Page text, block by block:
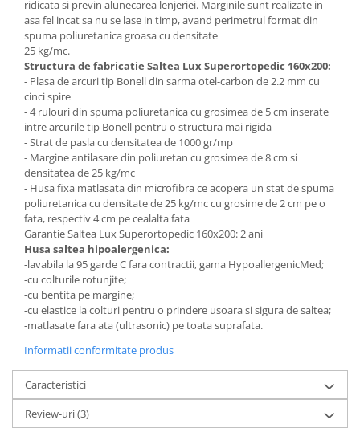
ridicata si previn alunecarea lenjeriei. Marginile sunt realizate in
asa fel incat sa nu se lase in timp, avand perimetrul format din
spuma poliuretanica groasa cu densitate
25 kg/mc.
Structura de fabricatie Saltea Lux Superortopedic 160x200:
- Plasa de arcuri tip Bonell din sarma otel-carbon de 2.2 mm cu
cinci spire
- 4 rulouri din spuma poliuretanica cu grosimea de 5 cm inserate
intre arcurile tip Bonell pentru o structura mai rigida
- Strat de pasla cu densitatea de 1000 gr/mp
- Margine antilasare din poliuretan cu grosimea de 8 cm si
densitatea de 25 kg/mc
- Husa fixa matlasata din microfibra ce acopera un stat de spuma
poliuretanica cu densitate de 25 kg/mc cu grosime de 2 cm pe o
fata, respectiv 4 cm pe cealalta fata
Garantie Saltea Lux Superortopedic 160x200: 2 ani
Husa saltea hipoalergenica:
-lavabila la 95 garde C fara contractii, gama HypoallergenicMed;
-cu colturile rotunjite;
-cu bentita pe margine;
-cu elastice la colturi pentru o prindere usoara si sigura de saltea;
-matlasate fara ata (ultrasonic) pe toata suprafata.
Informatii conformitate produs
Caracteristici
Review-uri(3)